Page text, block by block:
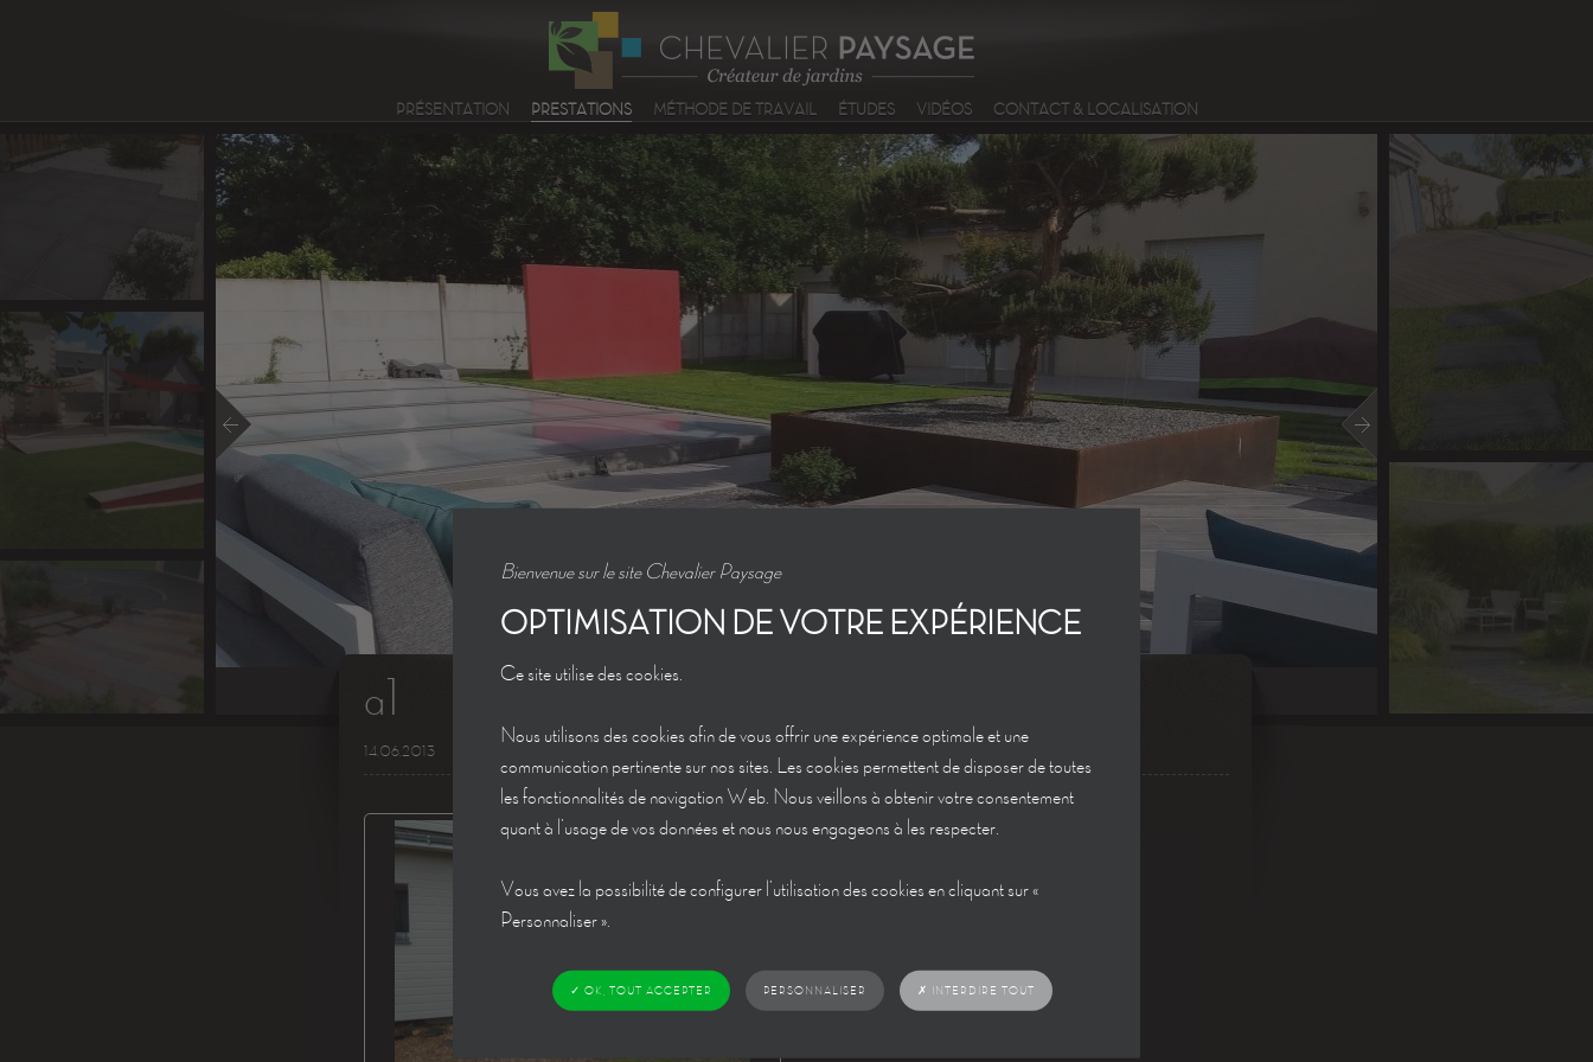
PRÉSENTATION PRESTATIONS MÉTHODE DE TRAVAIL ÉTUDES VIDÉOS CONTACT & LOCALISATION
a1
14.06.2013
Bienvenue sur le site Chevalier Paysage
OPTIMISATION DE VOTRE EXPÉRIENCE
Ce site utilise des cookies.
Nous utilisons des cookies afin de vous offrir une expérience optimale et une
communication pertinente sur nos sites. Les cookies permettent de disposer de toutes
les fonctionnalités de navigation Web. Nous veillons à obtenir votre consentement
quant à l’usage de vos données et nous nous engageons à les respecter.
Vous avez la possibilité de configurer l’utilisation des cookies en cliquant sur «
Personnaliser ».
✓ OK, TOUT ACCEPTER PERSONNALISER ✗ INTERDIRE TOUT